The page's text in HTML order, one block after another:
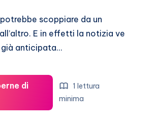
scoppiare da un
E in effetti la notizia ve
già anticipata…
di
1 lettura
minima